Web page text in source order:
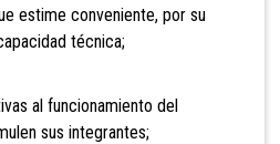
estime conveniente, por su
técnica;
al funcionamiento del
sus integrantes;